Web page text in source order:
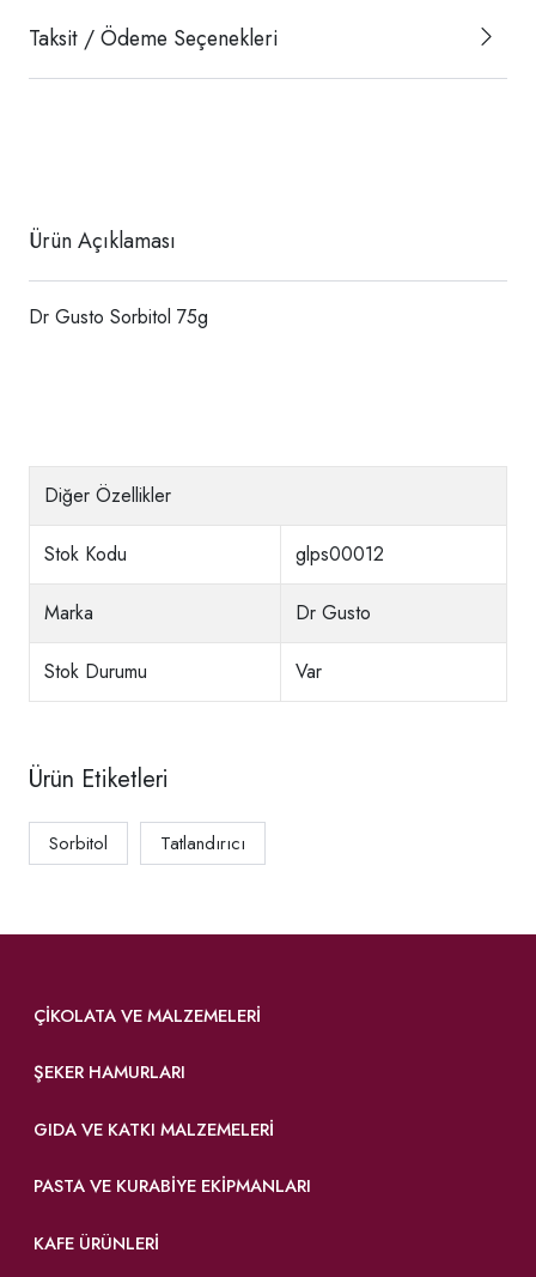
Taksit / Ödeme Seçenekleri
Ürün Açıklaması
Dr Gusto Sorbitol 75g
Diğer Özellikler
Stok Kodu glps00012
Marka Dr Gusto
Stok Durumu Var
Ürün Etiketleri
Sorbitol Tatlandırıcı
ÇIKOLATA VE MALZEMELERI
ŞEKER HAMURLARI
GIDA VE KATKI MALZEMELERI
PASTA VE KURABIYE EKIPMANLARI
KAFE ÜRÜNLERI